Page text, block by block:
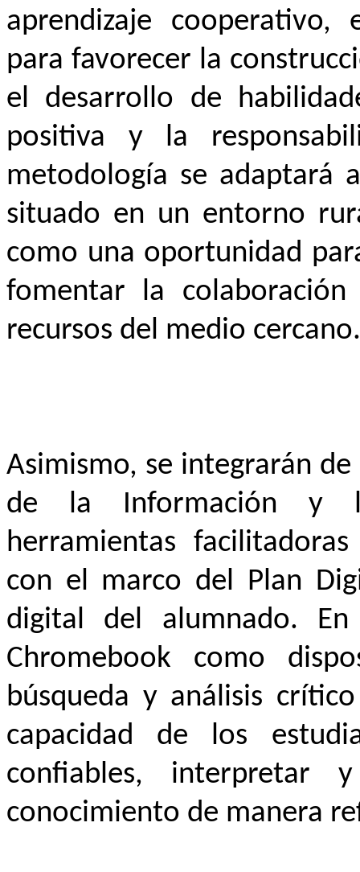
aprendizaje cooperativo,
para favorecer la
el desarrollo de
positiva y la
metodología se adaptará
situado en un entorno
como una oportunidad
fomentar la
recursos del medio cercano.
Asimismo, se integrarán
de la Información y
herramientas
con el marco del Plan
digital del alumnado.
Chromebook como
búsqueda y análisis
capacidad de los
confiables, interpretar
conocimiento de manera